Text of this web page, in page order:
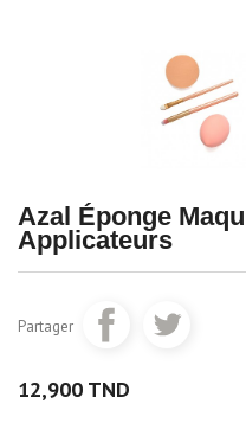
Azal Éponge
Applicateurs
Partager
12,900 TND